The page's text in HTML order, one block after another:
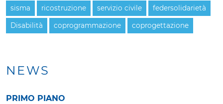
NEWS
PRIMO PIANO
sisma ricostruzione servizio civile federsolidarietà
Disabilità coprogrammazione coprogettazione